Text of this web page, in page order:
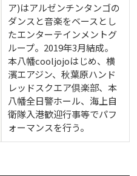
ア)はアルゼンチンタンゴの
ダンスと音楽をベースとし
たエンターテインメントグ
ループ。2019年3月結成。
本八幡cooljojoはじめ、横
濱エアジン、秋葉原ハンド
レッドスクエア倶楽部、本
八幡全日警ホール、海上自
衛隊入港歓迎行事等でパフ
ォーマンスを行う。